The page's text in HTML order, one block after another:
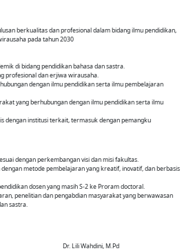
berkualitas dan profesional dalam bidang ilmu pendidikan,
pada tahun 2030
di bidang pendidikan bahasa dan sastra.
profesional dan erjiwa wirausaha.
dengan ilmu pendidikan serta ilmu pembelajaran
yang berhubungan dengan ilmu pendidikan serta ilmu
dengan institusi terkait, termasuk dengan pemangku
dengan perkembangan visi dan misi fakultas.
metode pembelajaran yang kreatif, inovatif, dan berbasis
dosen yang masih S-2 ke Proram doctoral.
penelitian dan pengabdian masyarakat yang berwawasan
sastra.
Dr. Lili Wahdini, M.Pd